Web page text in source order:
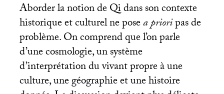
Aborder la notion de Qi dans son contexte
historique et culturel ne posea prioripas de
problème. On comprend que l’on parle
d’une cosmologie, un système
d’interprétation du vivant propre à une
culture, une géographie et une histoire